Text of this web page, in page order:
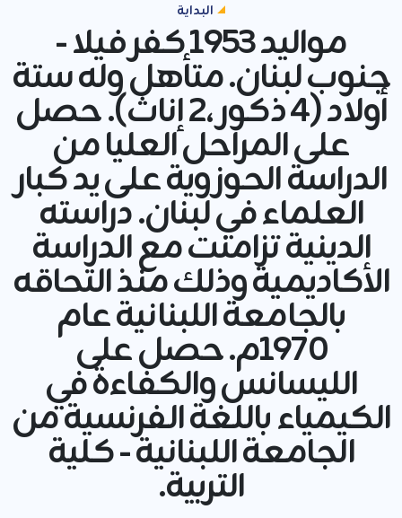
البداية
مواليد 1953 كفر فيلا -
جنوب لبنان. متأهل وله ستة
أولاد (4 ذكور ،2 إناث). حصل
على المراحل العليا من
الدراسة الحوزوية على يد كبار
العلماء في لبنان. دراسته
الدينية تزامنت مع الدراسة
الأكاديمية وذلك منذ التحاقه
بالجامعة اللبنانية عام
1970م. حصل على
الليسانس والكفاءة في
الكيمياء باللغة الفرنسية من
الجامعة اللبنانية - كلية
التربية.